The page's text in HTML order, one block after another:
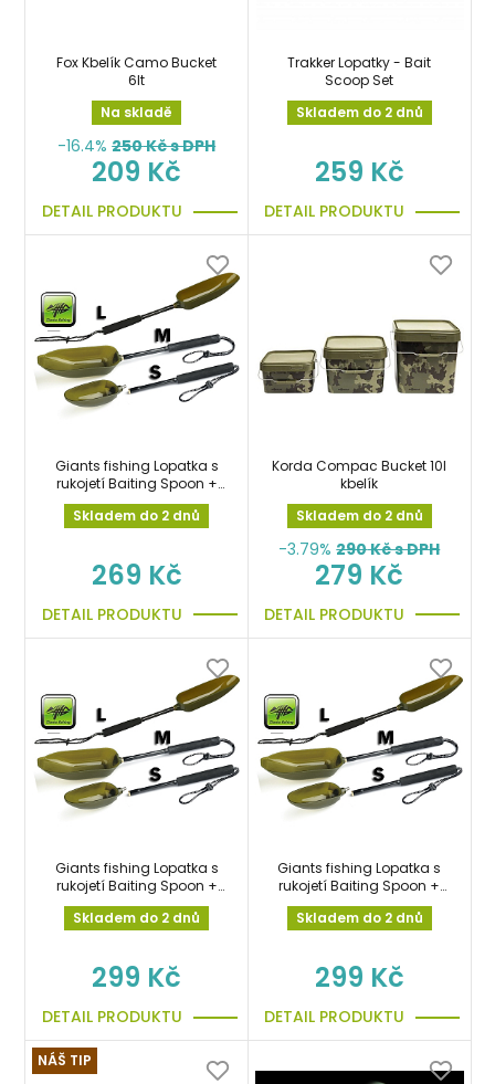
Fox Kbelík Camo Bucket
6lt
Na skladě
-16.4% 250Kč s DPH
209 Kč
DETAIL PRODUKTU
Trakker Lopatky - Bait
Scoop Set
Skladem do 2 dnů
259 Kč
DETAIL PRODUKTU
Giants fishing Lopatka s
rukojetí Baiting Spoon +
Handle S (43cm)
Skladem do 2 dnů
269 Kč
DETAIL PRODUKTU
Korda Compac Bucket 10l
kbelík
Skladem do 2 dnů
-3.79% 290Kč s DPH
279 Kč
DETAIL PRODUKTU
Giants fishing Lopatka s
rukojetí Baiting Spoon +
Handle L (53cm)
Skladem do 2 dnů
299 Kč
DETAIL PRODUKTU
Giants fishing Lopatka s
rukojetí Baiting Spoon +
Handle M (49cm)
Skladem do 2 dnů
299 Kč
DETAIL PRODUKTU
NÁŠ TIP